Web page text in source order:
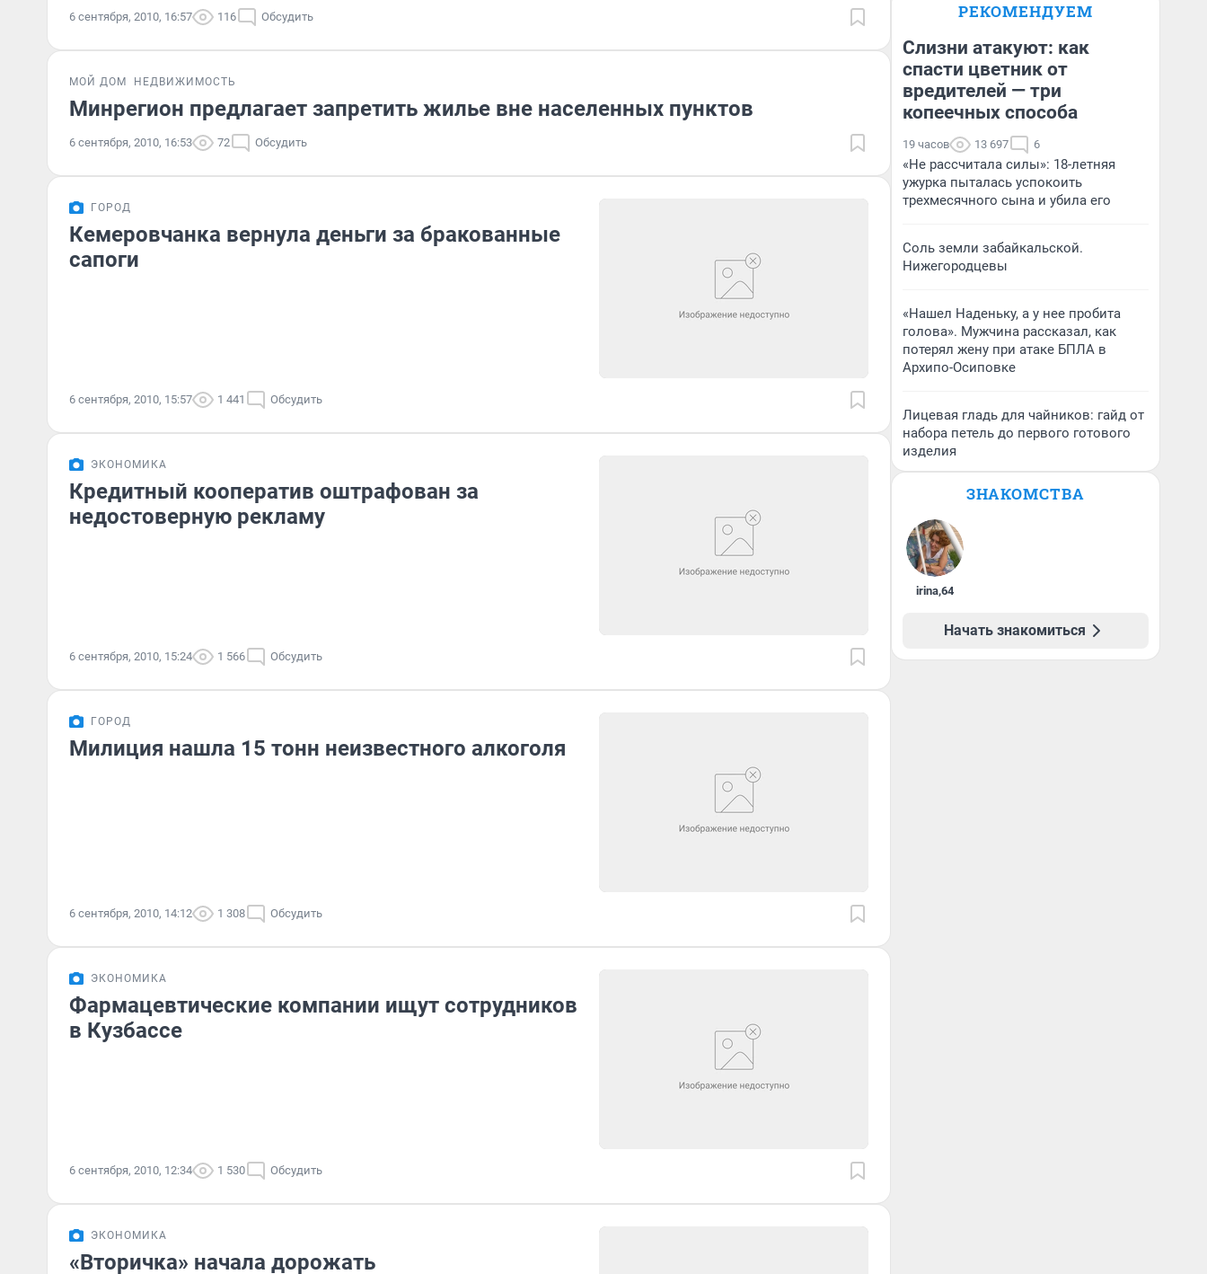
6 сентября, 2010, 16:57 116 Обсудить
МОЙ ДОМ НЕДВИЖИМОСТЬ
Минрегион предлагает запретить жилье вне населенных пунктов
6 сентября, 2010, 16:53 72 Обсудить
ГОРОД
Кемеровчанка вернула деньги за бракованные
сапоги
6 сентября, 2010, 15:57 1 441 Обсудить
ЭКОНОМИКА
Кредитный кооператив оштрафован за
недостоверную рекламу
6 сентября, 2010, 15:24 1 566 Обсудить
ГОРОД
Милиция нашла 15 тонн неизвестного алкоголя
6 сентября, 2010, 14:12 1 308 Обсудить
ЭКОНОМИКА
Фармацевтические компании ищут сотрудников
в Кузбассе
6 сентября, 2010, 12:34 1 530 Обсудить
ЭКОНОМИКА
«Вторичка» начала дорожать
РЕКОМЕНДУЕМ
Слизни атакуют: как
спасти цветник от
вредителей — три
копеечных способа
19 часов 13 697 6
«Не рассчитала силы»: 18-летняя
ужурка пыталась успокоить
трехмесячного сына и убила его
Соль земли забайкальской.
Нижегородцевы
«Нашел Наденьку, а у нее пробита
голова». Мужчина рассказал, как
потерял жену при атаке БПЛА в
Архипо-Осиповке
Лицевая гладь для чайников: гайд от
набора петель до первого готового
изделия
ЗНАКОМСТВА
irina,64
Начать знакомиться